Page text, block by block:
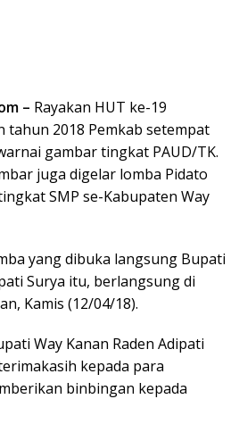
– Rayakan HUT ke-19
tahun 2018 Pemkab setempat
gambar tingkat PAUD/TK.
juga digelar lomba Pidato
SMP se-Kabupaten Way
yang dibuka langsung Bupati
Surya itu, berlangsung di
Kamis (12/04/18).
Way Kanan Raden Adipati
kepada para
binbingan kepada